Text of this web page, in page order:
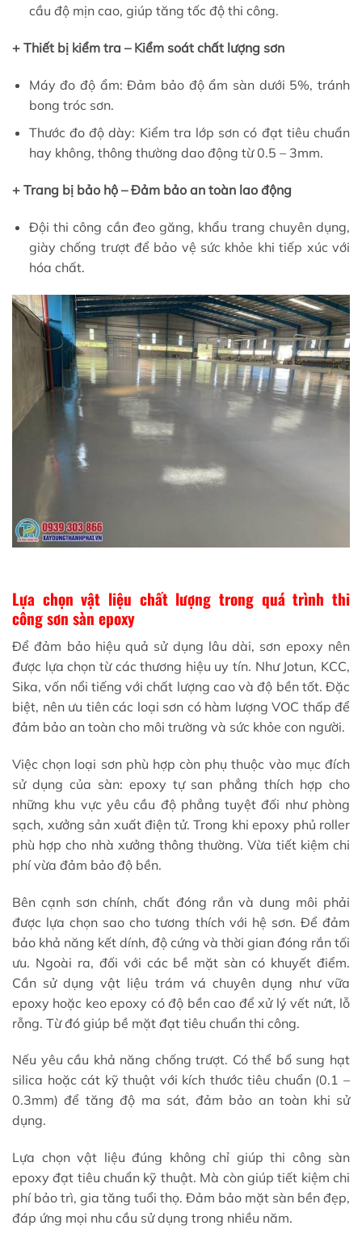
cầu độ mịn cao, giúp tăng tốc độ thi công.
+ Thiết bị kiểm tra – Kiểm soát chất lượng sơn
Máy đo độ ẩm: Đảm bảo độ ẩm sàn dưới 5%, tránh
bong tróc sơn.
Thước đo độ dày: Kiểm tra lớp sơn có đạt tiêu chuẩn
hay không, thông thường dao động từ 0.5 – 3mm.
+ Trang bị bảo hộ – Đảm bảo an toàn lao động
Đội thi công cần đeo găng, khẩu trang chuyên dụng,
giày chống trượt để bảo vệ sức khỏe khi tiếp xúc với
hóa chất.
Lựa chọn vật liệu chất lượng trong quá trình thi
công sơn sàn epoxy
Để đảm bảo hiệu quả sử dụng lâu dài, sơn epoxy nên
được lựa chọn từ các thương hiệu uy tín. Như Jotun, KCC,
Sika, vốn nổi tiếng với chất lượng cao và độ bền tốt. Đặc
biệt, nên ưu tiên các loại sơn có hàm lượng VOC thấp để
đảm bảo an toàn cho môi trường và sức khỏe con người.
Việc chọn loại sơn phù hợp còn phụ thuộc vào mục đích
sử dụng của sàn: epoxy tự san phẳng thích hợp cho
những khu vực yêu cầu độ phẳng tuyệt đối như phòng
sạch, xưởng sản xuất điện tử. Trong khi epoxy phủ roller
phù hợp cho nhà xưởng thông thường. Vừa tiết kiệm chi
phí vừa đảm bảo độ bền.
Bên cạnh sơn chính, chất đóng rắn và dung môi phải
được lựa chọn sao cho tương thích với hệ sơn. Để đảm
bảo khả năng kết dính, độ cứng và thời gian đóng rắn tối
ưu. Ngoài ra, đối với các bề mặt sàn có khuyết điểm.
Cần sử dụng vật liệu trám vá chuyên dụng như vữa
epoxy hoặc keo epoxy có độ bền cao để xử lý vết nứt, lỗ
rỗng. Từ đó giúp bề mặt đạt tiêu chuẩn thi công.
Nếu yêu cầu khả năng chống trượt. Có thể bổ sung hạt
silica hoặc cát kỹ thuật với kích thước tiêu chuẩn (0.1 –
0.3mm) để tăng độ ma sát, đảm bảo an toàn khi sử
dụng.
Lựa chọn vật liệu đúng không chỉ giúp thi công sàn
epoxy đạt tiêu chuẩn kỹ thuật. Mà còn giúp tiết kiệm chi
phí bảo trì, gia tăng tuổi thọ. Đảm bảo mặt sàn bền đẹp,
đáp ứng mọi nhu cầu sử dụng trong nhiều năm.